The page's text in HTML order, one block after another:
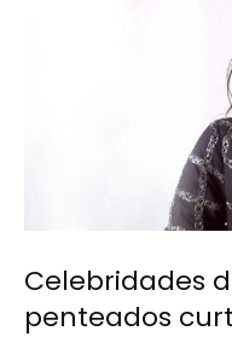
Celebridades
penteados